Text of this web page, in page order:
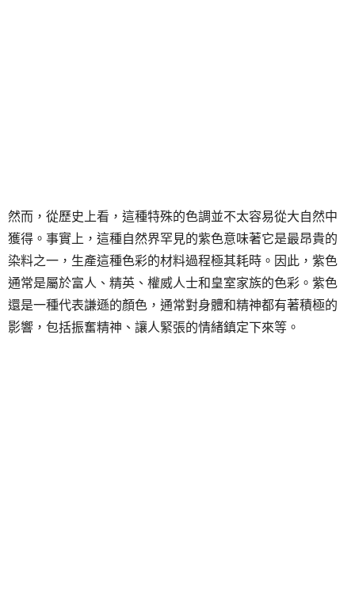
然而，從歷史上看，這種特殊的色調並不太容易從大自然中
獲得。事實上，這種自然界罕見的紫色意味著它是最昂貴的
染料之一，生產這種色彩的材料過程極其耗時。因此，紫色
通常是屬於富人、精英、權威人士和皇室家族的色彩。紫色
還是一種代表謙遜的顏色，通常對身體和精神都有著積極的
影響，包括振奮精神、讓人緊張的情緒鎮定下來等。